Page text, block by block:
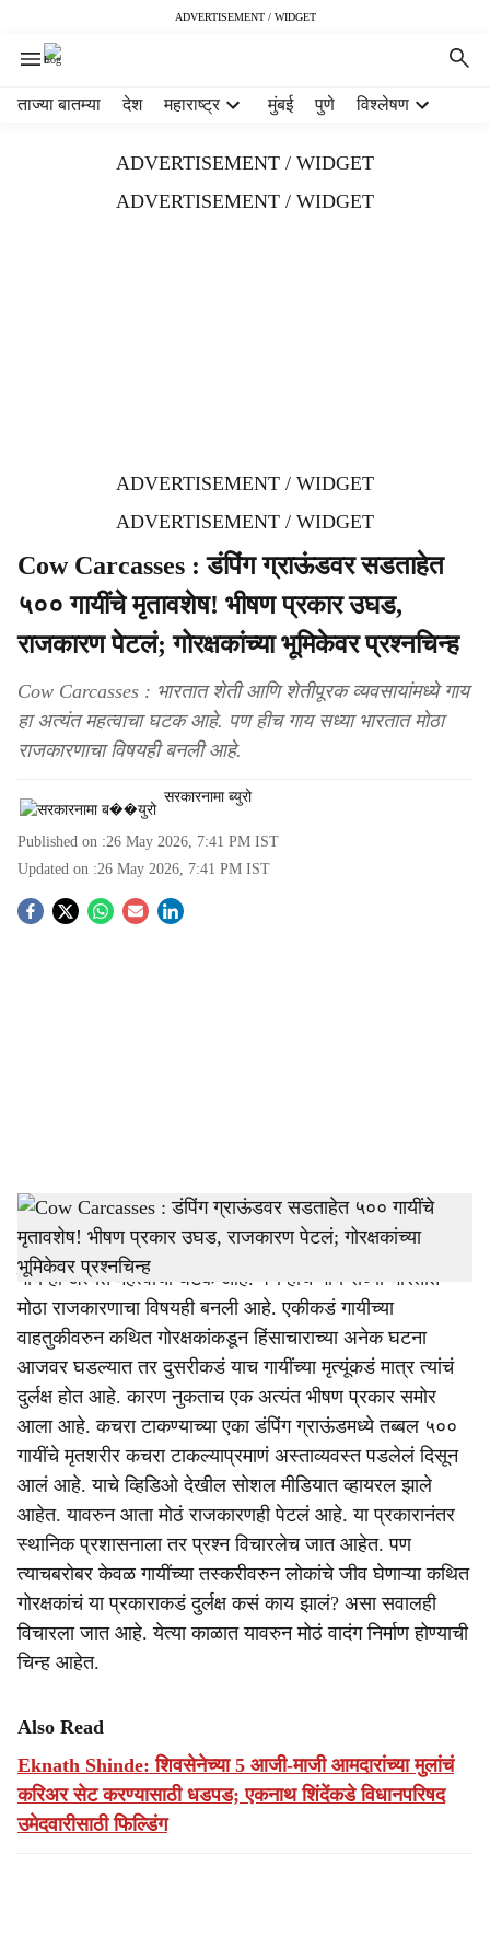
ADVERTISEMENT / WIDGET
ताज्या बातम्या देश महाराष्ट्र मुंबई पुणे विश्लेषण
ADVERTISEMENT / WIDGET
ADVERTISEMENT / WIDGET
ADVERTISEMENT / WIDGET
ADVERTISEMENT / WIDGET
Cow Carcasses : डंपिंग ग्राऊंडवर सडताहेत
५०० गायींचे मृतावशेष! भीषण प्रकार उघड,
राजकारण पेटलं; गोरक्षकांच्या भूमिकेवर प्रश्नचिन्ह
Cow Carcasses : भारतात शेती आणि शेतीपूरक व्यवसायांमध्ये गाय
हा अत्यंत महत्वाचा घटक आहे. पण हीच गाय सध्या भारतात मोठा
राजकारणाचा विषयही बनली आहे.
सरकारनामा ब्युरो
Published on :26 May 2026, 7:41 PM IST
Updated on :26 May 2026, 7:41 PM IST
S
h
a
r
e
Cow Carcasses, Jaisalmer, Rajsthan
Cow Carcasses :भारतात शेती आणि शेतीपूरक व्यवसायांमध्ये
गाय हा अत्यंत महत्वाचा घटक आहे. पण हीच गाय सध्या भारतात
मोठा राजकारणाचा विषयही बनली आहे. एकीकडं गायीच्या
वाहतुकीवरुन कथित गोरक्षकांकडून हिंसाचाराच्या अनेक घटना
आजवर घडल्यात तर दुसरीकडं याच गायींच्या मृत्यूंकडं मात्र त्यांचं
दुर्लक्ष होत आहे. कारण नुकताच एक अत्यंत भीषण प्रकार समोर
आला आहे. कचरा टाकण्याच्या एका डंपिंग ग्राऊंडमध्ये तब्बल ५००
गायींचे मृतशरीर कचरा टाकल्याप्रमाणं अस्ताव्यवस्त पडलेलं दिसून
आलं आहे. याचे व्हिडिओ देखील सोशल मीडियात व्हायरल झाले
आहेत. यावरुन आता मोठं राजकारणही पेटलं आहे. या प्रकारानंतर
स्थानिक प्रशासनाला तर प्रश्न विचारलेच जात आहेत. पण
त्याचबरोबर केवळ गायींच्या तस्करीवरुन लोकांचे जीव घेणाऱ्या कथित
गोरक्षकांचं या प्रकाराकडं दुर्लक्ष कसं काय झालं? असा सवालही
विचारला जात आहे. येत्या काळात यावरुन मोठं वादंग निर्माण होण्याची
चिन्ह आहेत.
Also Read
Eknath Shinde: शिवसेनेच्या 5 आजी-माजी आमदारांच्या मुलांचं
करिअर सेट करण्यासाठी धडपड; एकनाथ शिंदेंकडे विधानपरिषद
उमेदवारीसाठी फिल्डिंग